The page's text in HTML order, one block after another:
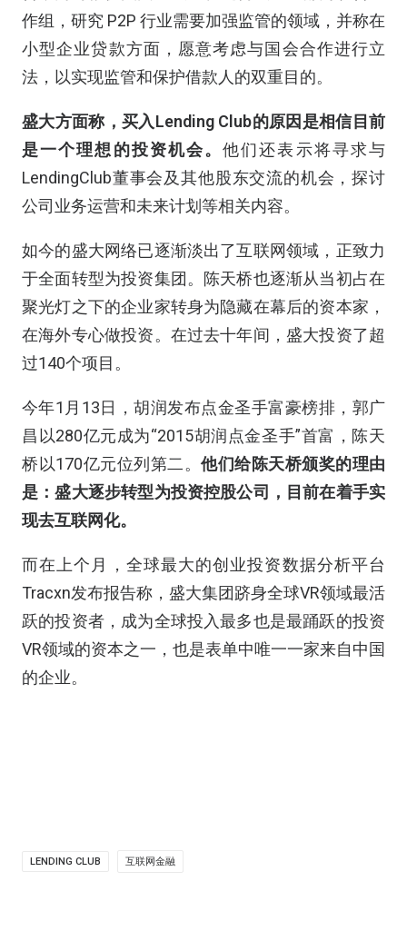
作组，研究 P2P 行业需要加强监管的领域，并称在
小型企业贷款方面，愿意考虑与国会合作进行立
法，以实现监管和保护借款人的双重目的。
盛大方面称，买入Lending Club的原因是相信目前
是一个理想的投资机会。他们还表示将寻求与
LendingClub董事会及其他股东交流的机会，探讨
公司业务运营和未来计划等相关内容。
如今的盛大网络已逐渐淡出了互联网领域，正致力
于全面转型为投资集团。陈天桥也逐渐从当初占在
聚光灯之下的企业家转身为隐藏在幕后的资本家，
在海外专心做投资。在过去十年间，盛大投资了超
过140个项目。
今年1月13日，胡润发布点金圣手富豪榜排，郭广
昌以280亿元成为“2015胡润点金圣手”首富，陈天
桥以170亿元位列第二。 他们给陈天桥颁奖的理由
是：盛大逐步转型为投资控股公司，目前在着手实
现去互联网化。
而在上个月，全球最大的创业投资数据分析平台
Tracxn发布报告称，盛大集团跻身全球VR领域最活
跃的投资者，成为全球投入最多也是最踊跃的投资
VR领域的资本之一，也是表单中唯一一家来自中国
的企业。
LENDING CLUB 互联网金融